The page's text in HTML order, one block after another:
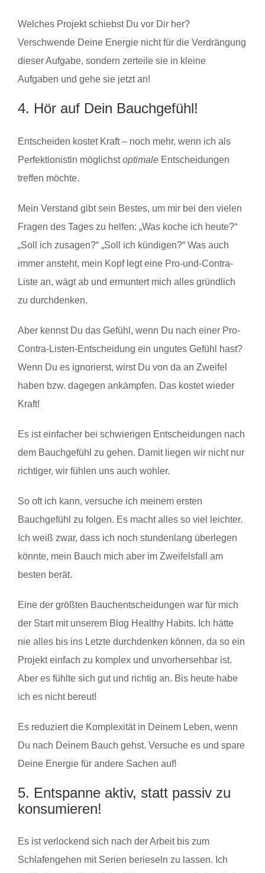
Welches Projekt schiebst Du vor Dir her?
Verschwende Deine Energie nicht für die Verdrängung
dieser Aufgabe, sondern zerteile sie in kleine
Aufgaben und gehe sie jetzt an!
4. Hör auf Dein Bauchgefühl!
Entscheiden kostet Kraft – noch mehr, wenn ich als
Perfektionistin möglichstoptimale Entscheidungen
treffen möchte.
Mein Verstand gibt sein Bestes, um mir bei den vielen
Fragen des Tages zu helfen: „Was koche ich heute?“
„Soll ich zusagen?“ „Soll ich kündigen?“ Was auch
immer ansteht, mein Kopf legt eine Pro-und-Contra-
Liste an, wägt ab und ermuntert mich alles gründlich
zu durchdenken.
Aber kennst Du das Gefühl, wenn Du nach einer Pro-
Contra-Listen-Entscheidung ein ungutes Gefühl hast?
Wenn Du es ignorierst, wirst Du von da an Zweifel
haben bzw. dagegen ankämpfen. Das kostet wieder
Kraft!
Es ist einfacher bei schwierigen Entscheidungen nach
dem Bauchgefühl zu gehen. Damit liegen wir nicht nur
richtiger, wir fühlen uns auch wohler.
So oft ich kann, versuche ich meinem ersten
Bauchgefühl zu folgen. Es macht alles so viel leichter.
Ich weiß zwar, dass ich noch stundenlang überlegen
könnte, mein Bauch mich aber im Zweifelsfall am
besten berät.
Eine der größten Bauchentscheidungen war für mich
der Start mit unserem Blog Healthy Habits. Ich hätte
nie alles bis ins Letzte durchdenken können, da so ein
Projekt einfach zu komplex und unvorhersehbar ist.
Aber es fühlte sich gut und richtig an. Bis heute habe
ich es nicht bereut!
Es reduziert die Komplexität in Deinem Leben, wenn
Du nach Deinem Bauch gehst. Versuche es und spare
Deine Energie für andere Sachen auf!
5. Entspanne aktiv, statt passiv zu
konsumieren!
Es ist verlockend sich nach der Arbeit bis zum
Schlafengehen mit Serien berieseln zu lassen. Ich